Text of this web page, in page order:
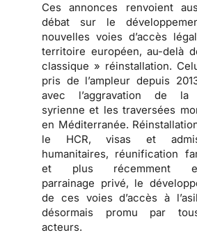
Ces annonces renvoient
débat sur le
nouvelles voies d’accès
territoire européen, au-delà
classique » réinstallation.
pris de l’ampleur depuis
avec l’aggravation de la
syrienne et les traversées
en Méditerranée.
le HCR, visas et
humanitaires, réunification
et plus récemment
parrainage privé, le
de ces voies d’accès à
désormais promu par
acteurs.